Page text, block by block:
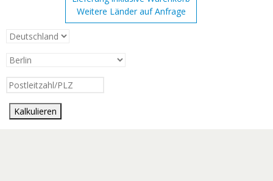
Weitere Länder auf Anfrage
Kalkulieren